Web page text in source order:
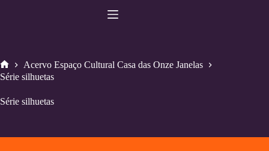
Home
Acervo Espaço Cultural Casa das Onze Janelas
Série silhuetas
Série silhuetas